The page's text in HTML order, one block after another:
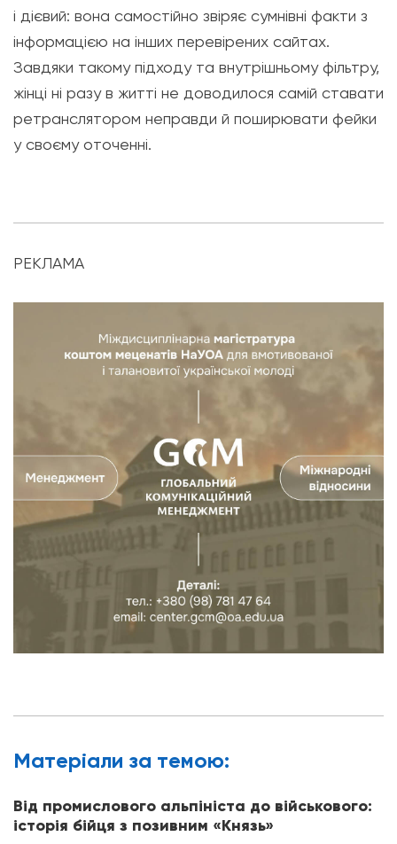
і дієвий: вона самостійно звіряє сумнівні факти з
інформацією на інших перевірених сайтах.
Завдяки такому підходу та внутрішньому фільтру,
жінці ні разу в житті не доводилося самій ставати
ретранслятором неправди й поширювати фейки
у своєму оточенні.
РЕКЛАМА
Матерiали за темою:
Від промислового альпініста до військового:
історія бійця з позивним «Князь»